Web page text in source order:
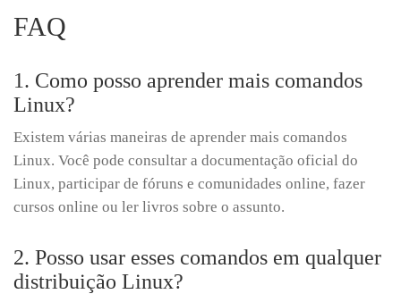
FAQ
1. Como posso aprender mais comandos
Linux?
Existem várias maneiras de aprender mais comandos
Linux. Você pode consultar a documentação oficial do
Linux, participar de fóruns e comunidades online, fazer
cursos online ou ler livros sobre o assunto.
2. Posso usar esses comandos em qualquer
distribuição Linux?